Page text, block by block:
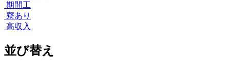
期間工
寮あり
高収入
並び替え